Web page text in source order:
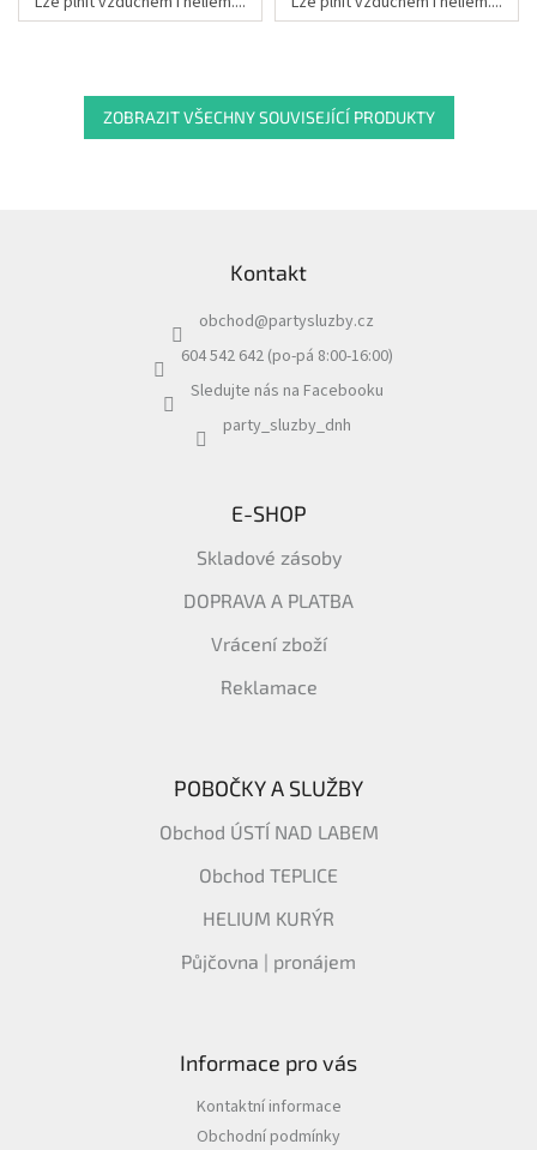
ZOBRAZIT VŠECHNY SOUVISEJÍCÍ PRODUKTY
Kontakt
obchod@partysluzby.cz
604 542 642 (po-pá 8:00-16:00)
Sledujte nás na Facebooku
party_sluzby_dnh
E-SHOP
Skladové zásoby
DOPRAVA A PLATBA
Vrácení zboží
Reklamace
POBOČKY A SLUŽBY
Obchod ÚSTÍ NAD LABEM
Obchod TEPLICE
HELIUM KURÝR
Půjčovna | pronájem
Informace pro vás
Kontaktní informace
Obchodní podmínky